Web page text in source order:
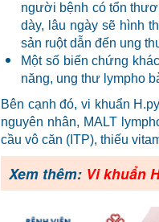
người bệnh có tổn
dày, lâu ngày sẽ hình
sản ruột dẫn đến ung
Một số biến chứng
năng, ung thư lympho
Bên cạnh đó, vi khuẩn
nguyên nhân, MALT
cầu vô căn (ITP), thiếu
Xem thêm: Vi khuẩn